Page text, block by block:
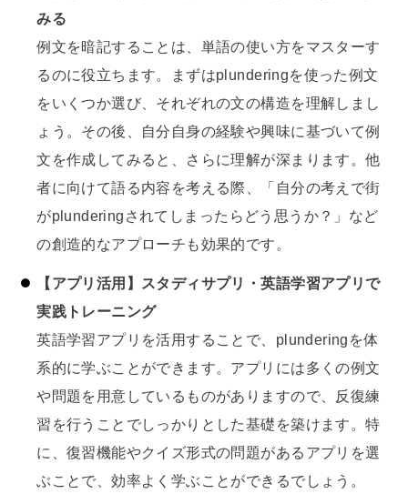
みる
例文を暗記することは、単語の使い方をマスターす
るのに役立ちます。まずはplunderingを使った例文
をいくつか選び、それぞれの文の構造を理解しまし
ょう。その後、自分自身の経験や興味に基づいて例
文を作成してみると、さらに理解が深まります。他
者に向けて語る内容を考える際、「自分の考えで街
がplunderingされてしまったらどう思うか？」など
の創造的なアプローチも効果的です。
【アプリ活用】スタディサプリ・英語学習アプリで
実践トレーニング
英語学習アプリを活用することで、plunderingを体
系的に学ぶことができます。アプリには多くの例文
や問題を用意しているものがありますので、反復練
習を行うことでしっかりとした基礎を築けます。特
に、復習機能やクイズ形式の問題があるアプリを選
ぶことで、効率よく学ぶことができるでしょう。